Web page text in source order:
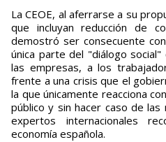
La CEOE, al aferrarse a su
que incluyan reducción de
demostró ser consecuente
única parte del "diálogo
las empresas, a los
frente a una crisis que el
la que únicamente reacciona
público y sin hacer caso de
expertos internacionales
economía española.